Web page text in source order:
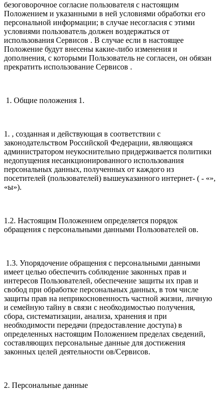
безоговорочное согласие пользователя с настоящим
Положением и указанными в ней условиями обработки его
персональной информации; в случае несогласия с этими
условиями пользователь должен воздержаться от
использования Сервисов . В случае если в настоящее
Положение будут внесены какие-либо изменения и
дополнения, с которыми Пользователь не согласен, он обязан
прекратить использование Сервисов .
1. Общие положения 1.
1. , созданная и действующая в соответствии с
законодательством Российской Федерации, являющаяся
администратором неукоснительно придерживается политики
недопущения несанкционированного использования
персональных данных, полученных от каждого из
посетителей (пользователей) вышеуказанного интернет- ( - «»,
«ы»).
1.2. Настоящим Положением определяется порядок
обращения с персональными данными Пользователей ов.
1.3. Упорядочение обращения с персональными данными
имеет целью обеспечить соблюдение законных прав и
интересов Пользователей, обеспечение защиты их прав и
свобод при обработке персональных данных, в том числе
защиты прав на неприкосновенность частной жизни, личную
и семейную тайну в связи с необходимостью получения,
сбора, систематизации, анализа, хранения и при
необходимости передачи (предоставление доступа) в
определенных настоящим Положением пределах сведений,
составляющих персональные данные для достижения
законных целей деятельности ов/Сервисов.
2. Персональные данные